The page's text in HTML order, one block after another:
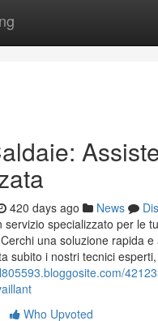
420 days ago News
servizio specializzato per le
una soluzione rapida
subito i nostri tecnici
Who Upvoted